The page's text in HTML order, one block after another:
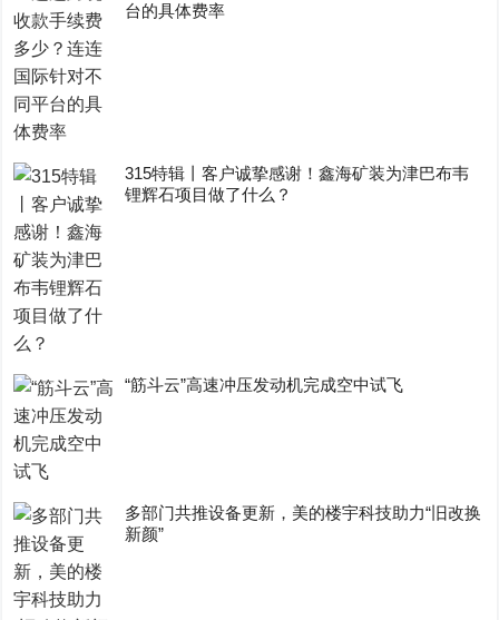
台的具体费率
315特辑丨客户诚挚感谢！鑫海矿装为津巴布韦
锂辉石项目做了什么？
“筋斗云”高速冲压发动机完成空中试飞
多部门共推设备更新，美的楼宇科技助力“旧改换
新颜”